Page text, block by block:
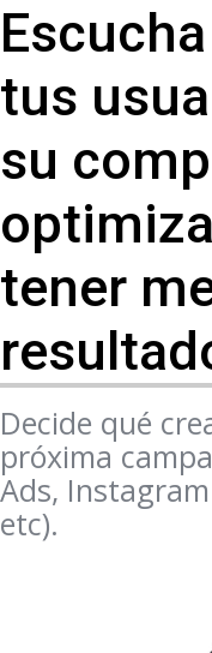
tus
su
tener
Decide qué
próxima
Ads,
etc).